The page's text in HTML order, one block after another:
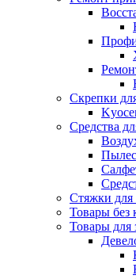
Скрепки
Средства
Стяжки для
Товары без
Товары для